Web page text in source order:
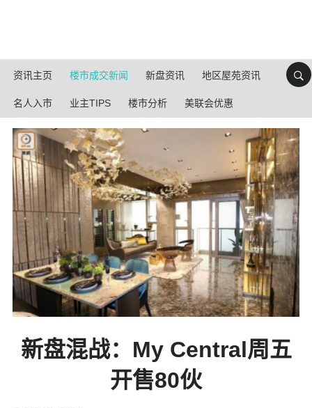
资讯主页 楼市成交新闻 新盘资讯 地区屋苑资讯
名人入市 业主TIPS 楼市分析 美联会优惠
新盘混战：My Central周五
开售80伙